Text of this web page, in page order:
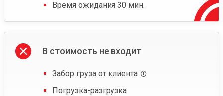
Время ожидания 30 мин.
В стоимость не входит
Забор груза от клиента
Погрузка-разгрузка